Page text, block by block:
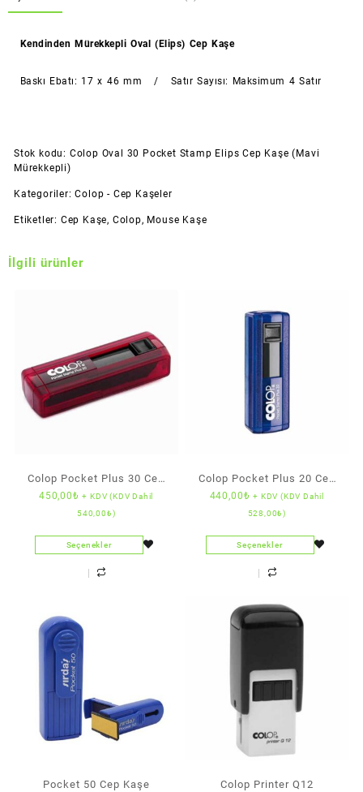
adet
Kendinden Mürekkepli Oval (Elips) Cep Kaşe
Baskı Ebatı: 17 x 46 mm / Satır Sayısı: Maksimum 4 Satır
Stok kodu: Colop Oval 30 Pocket Stamp Elips Cep Kaşe (Mavi
Mürekkepli)
Kategoriler:Colop - Cep Kaşeler
Etiketler: Cep Kaşe, Colop, Mouse Kaşe
İlgili ürünler
Colop Pocket Plus 30 Cep
Kaşe (Mavi Mürekkepli)
450,00₺ + KDV (KDV Dahil
540,00₺)
Seçenekler
Colop Pocket Plus 20 Cep
Kaşe (Mavi Mürekkepli)
440,00₺ + KDV (KDV Dahil
528,00₺)
Seçenekler
Pocket 50 Cep Kaşe Colop Printer Q12